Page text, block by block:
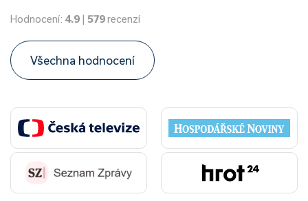
Hodnocení: 4.9 | 579recenzí
Všechna hodnocení